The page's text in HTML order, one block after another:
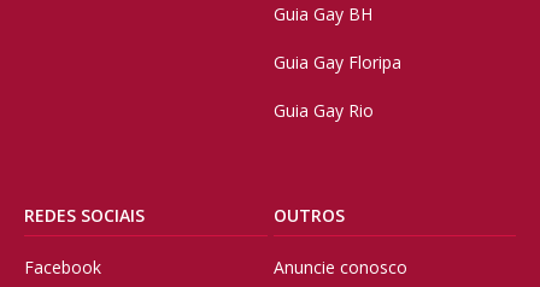
Guia Gay BH
Guia Gay Floripa
Guia Gay Rio
REDES SOCIAIS
Facebook
OUTROS
Anuncie conosco